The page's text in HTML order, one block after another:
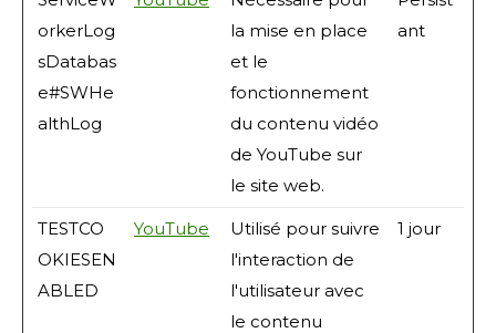
orkerLog
sDatabas
e#SWHe
althLog
la mise en place
et le
fonctionnement
du contenu vidéo
de YouTube sur
le site web.
ant
TESTCO
OKIESEN
ABLED
YouTube
Utilisé pour suivre
l'interaction de
l'utilisateur avec
le contenu
1 jour